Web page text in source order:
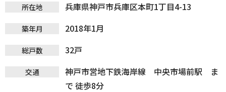
所在地 兵庫県神戸市兵庫区本町1丁目4-13
築年月 2018年1月
総戸数 32戸
交通
神戸市営地下鉄海岸線 中央市場前駅 ま
で 徒歩8分